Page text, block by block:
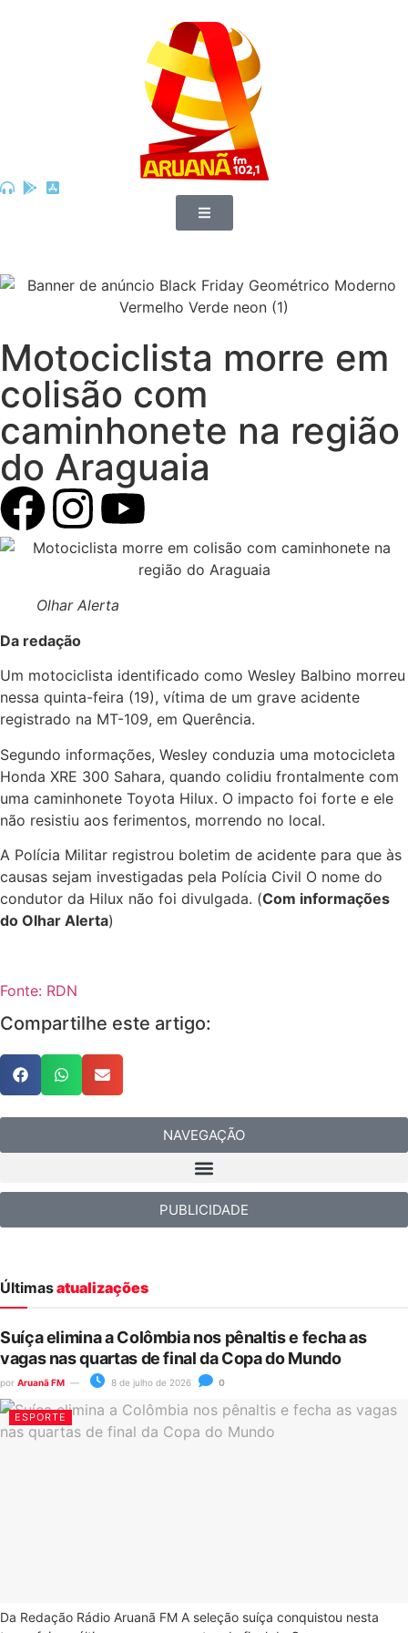
Motociclista morre em
colisão com
caminhonete na região
do Araguaia
Olhar Alerta
Da redação
Um motociclista identificado como Wesley Balbino morreu
nessa quinta-feira (19), vítima de um grave acidente
registrado na MT-109, em Querência.
Segundo informações, Wesley conduzia uma motocicleta
Honda XRE 300 Sahara, quando colidiu frontalmente com
uma caminhonete Toyota Hilux. O impacto foi forte e ele
não resistiu aos ferimentos, morrendo no local.
A Polícia Militar registrou boletim de acidente para que às
causas sejam investigadas pela Polícia Civil O nome do
condutor da Hilux não foi divulgada. (Com informações
do Olhar Alerta)
Fonte: RDN
Compartilhe este artigo:
NAVEGAÇÃO
PUBLICIDADE
Últimasatualizações
Suíça elimina a Colômbia nos pênaltis e fecha as
vagas nas quartas de final da Copa do Mundo
por Aruanã FM 8 de julho de 2026 0
ESPORTE
Da Redação Rádio Aruanã FM A seleção suíça conquistou nesta